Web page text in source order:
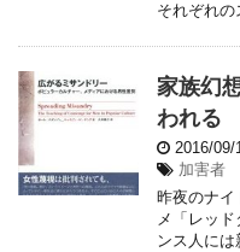
それぞれ
家族幻
われる
2016/09/
加害者
昨夜のナイ
メ「レッ
ンス人に